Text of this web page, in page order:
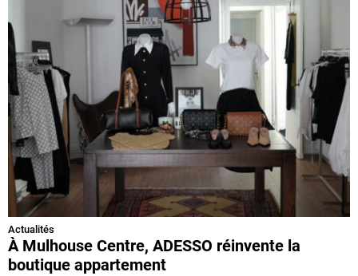
Actualités
À Mulhouse Centre, ADESSO réinvente la
boutique appartement